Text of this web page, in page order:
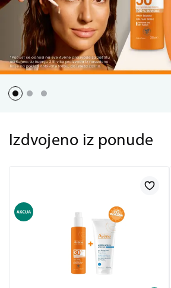
Izdvojeno iz ponude